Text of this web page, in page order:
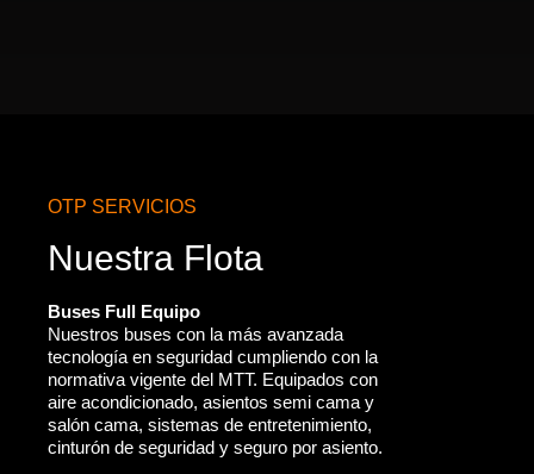
OTP SERVICIOS
Nuestra Flota
Buses Full Equipo
Nuestros buses con la más avanzada
tecnología en seguridad cumpliendo con la
normativa vigente del MTT. Equipados con
aire acondicionado, asientos semi cama y
salón cama, sistemas de entretenimiento,
cinturón de seguridad y seguro por asiento.